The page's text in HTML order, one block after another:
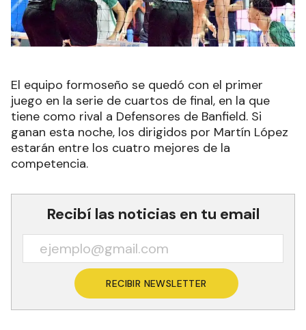
El equipo formoseño se quedó con el primer
juego en la serie de cuartos de final, en la que
tiene como rival a Defensores de Banfield. Si
ganan esta noche, los dirigidos por Martín López
estarán entre los cuatro mejores de la
competencia.
Recibí las noticias en tu email
RECIBIR NEWSLETTER